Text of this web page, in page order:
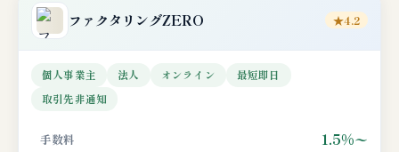
ファクタリングZERO ★4.2
個人事業主 法人 オンライン
最短即日
取引先非通知
手数料 1.5%〜